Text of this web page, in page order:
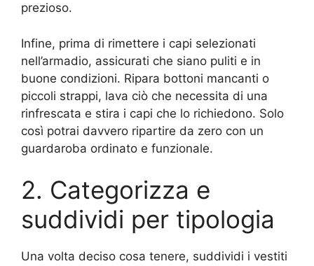
prezioso.
Infine, prima di rimettere i capi selezionati
nell’armadio, assicurati che siano puliti e in
buone condizioni. Ripara bottoni mancanti o
piccoli strappi, lava ciò che necessita di una
rinfrescata e stira i capi che lo richiedono. Solo
così potrai davvero ripartire da zero con un
guardaroba ordinato e funzionale.
2. Categorizza e
suddividi per tipologia
Una volta deciso cosa tenere, suddividi i vestiti